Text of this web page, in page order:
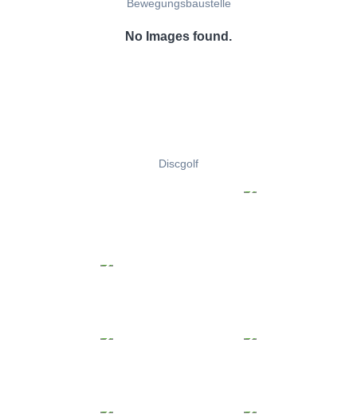
Bewegungsbaustelle
No Images found.
Discgolf